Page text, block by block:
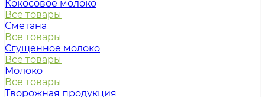
Кокосовое молоко
Все товары
Сметана
Все товары
Сгущенное молоко
Все товары
Молоко
Все товары
Творожная продукция